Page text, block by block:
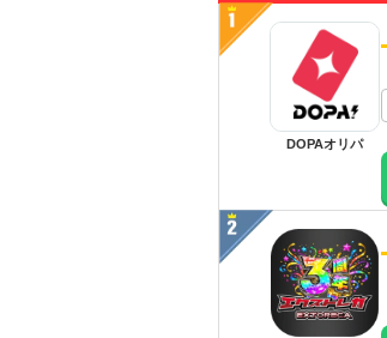
DOPAオリパ